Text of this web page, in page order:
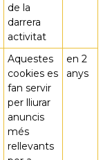
de la
darrera
activitat
Aquestes
cookies es
fan servir
per lliurar
anuncis
més
rellevants
en 2
anys